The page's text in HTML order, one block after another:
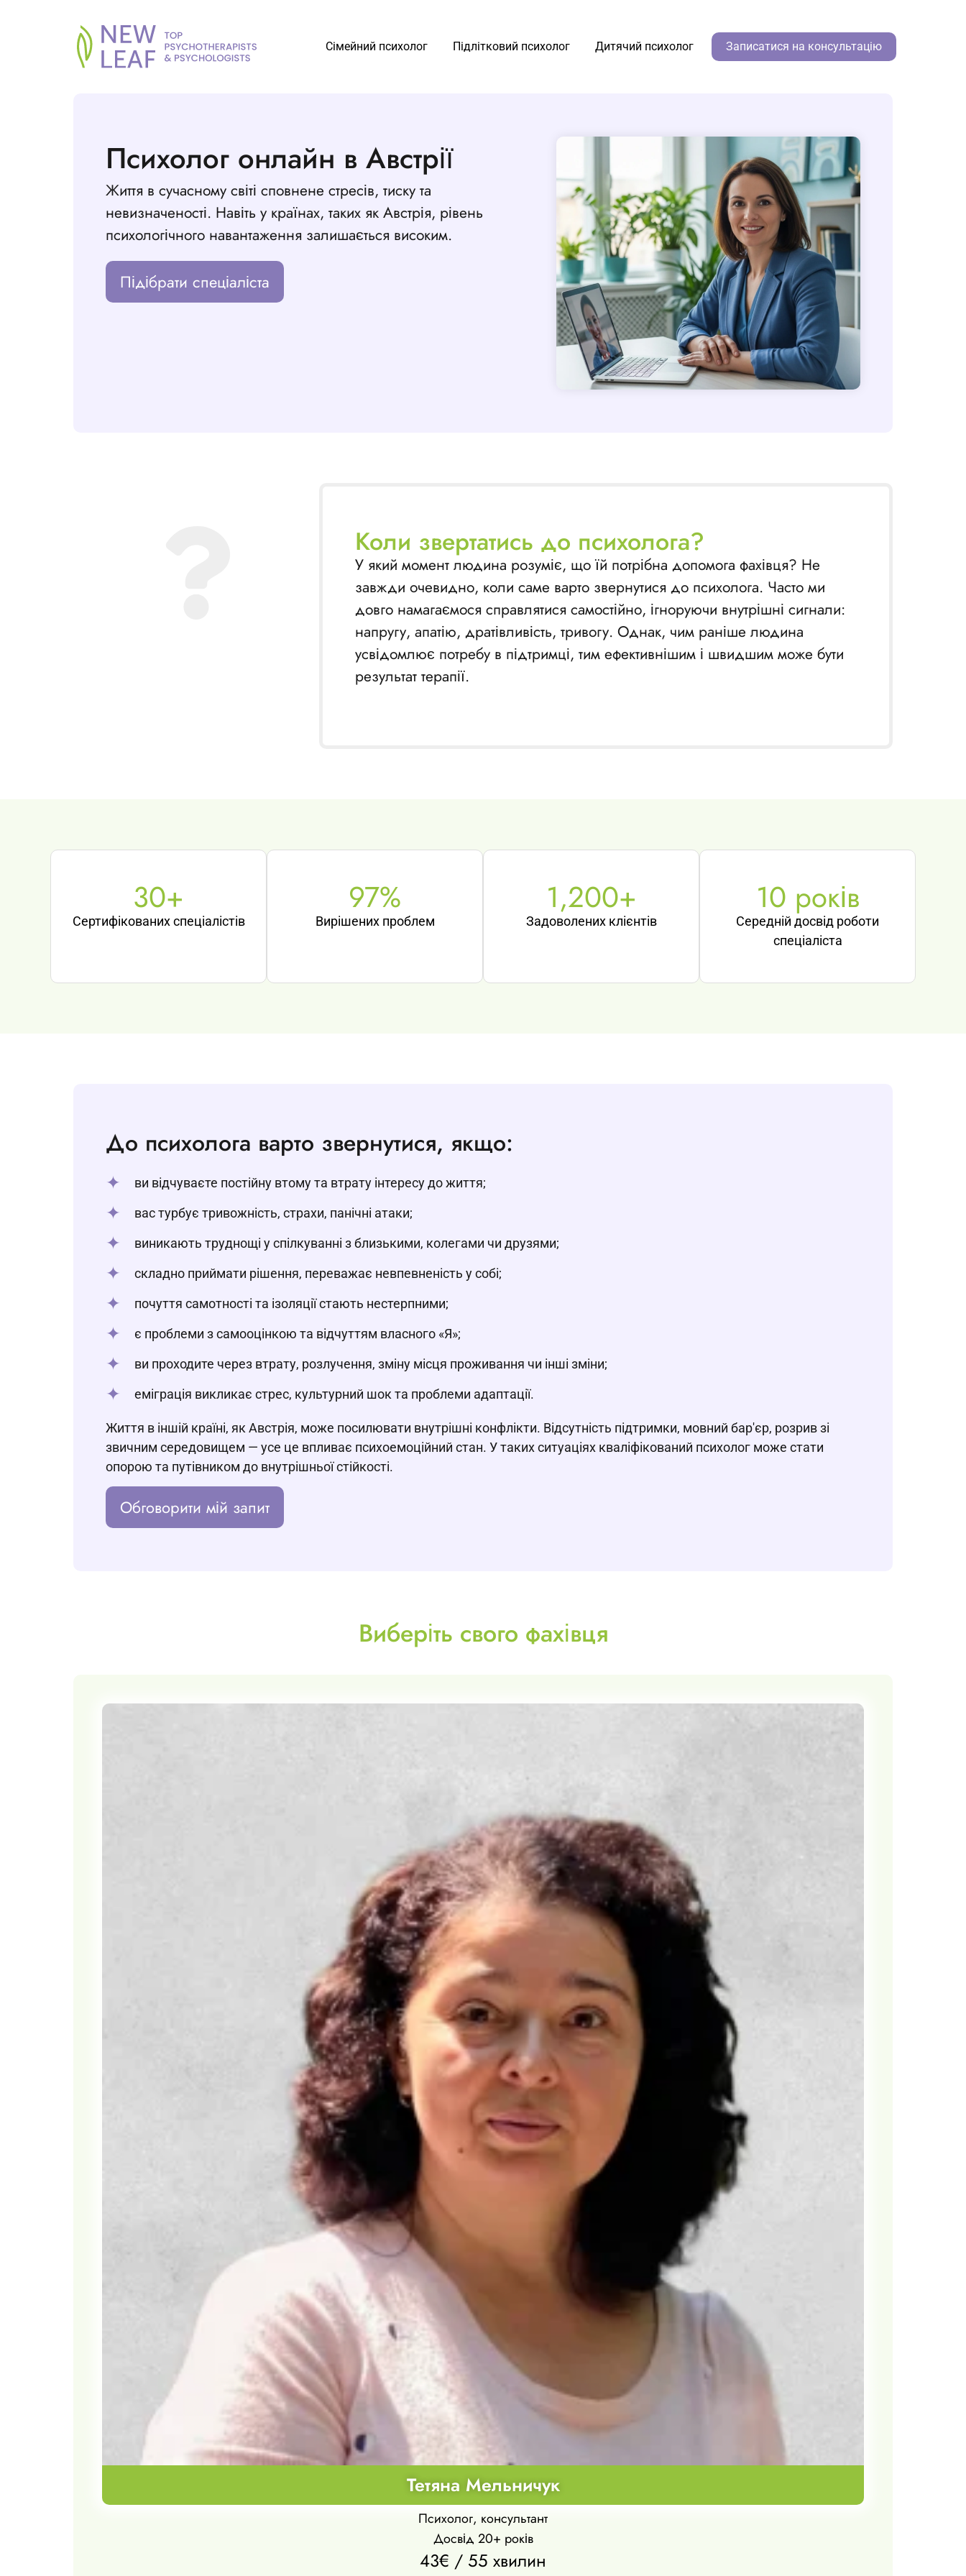
Сімейний психолог Підлітковий психолог Дитячий психолог Записатися на консультацію
Психолог онлайн в Австрії
Життя в сучасному світі сповнене стресів, тиску та
невизначеності. Навіть у країнах, таких як Австрія, рівень
психологічного навантаження залишається високим.
Підібрати спеціаліста
Коли звертатись до психолога?
У який момент людина розуміє, що їй потрібна допомога фахівця? Не
завжди очевидно, коли саме варто звернутися до психолога. Часто ми
довго намагаємося справлятися самостійно, ігноруючи внутрішні сигнали:
напругу, апатію, дратівливість, тривогу. Однак, чим раніше людина
усвідомлює потребу в підтримці, тим ефективнішим і швидшим може бути
результат терапії.
Сертифікованих спеціалістів
30+
Вирішених проблем
97%
Задоволених клієнтів
1,200+
Середній досвід роботи
спеціаліста
10 років
До психолога варто звернутися, якщо:
ви відчуваєте постійну втому та втрату інтересу до життя;
вас турбує тривожність, страхи, панічні атаки;
виникають труднощі у спілкуванні з близькими, колегами чи друзями;
складно приймати рішення, переважає невпевненість у собі;
почуття самотності та ізоляції стають нестерпними;
є проблеми з самооцінкою та відчуттям власного «Я»;
ви проходите через втрату, розлучення, зміну місця проживання чи інші зміни;
еміграція викликає стрес, культурний шок та проблеми адаптації.
Життя в іншій країні, як Австрія, може посилювати внутрішні конфлікти. Відсутність підтримки, мовний бар'єр, розрив зі
звичним середовищем — усе це впливає психоемоційний стан. У таких ситуаціях кваліфікований психолог може стати
опорою та путівником до внутрішньої стійкості.
Обговорити мій запит
Виберіть свого фахівця
Тетяна Мельничук
Психолог, консультант
Досвід 20+ років
43€ / 55 хвилин